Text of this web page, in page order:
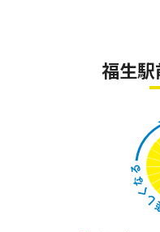
テスト勉強や学校
も開催してい
＜内部進学・専門
当教室には、部活
通塾している高校
◆「私立高校」へ
令和2年、国の就
世帯の生徒を対象
都の授業料軽減助
帯まで対象拡大。
立」の方も増えて
◆学校授業のフォ
・学習習慣を身に
・中学校に向けて
◆中学受験をした
福生